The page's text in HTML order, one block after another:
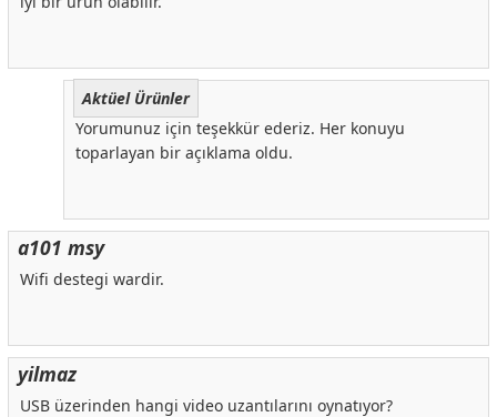
Aktüel Ürünler
Yorumunuz için teşekkür ederiz. Her konuyu
toparlayan bir açıklama oldu.
a101 msy
Wifi destegi wardir.
yilmaz
USB üzerinden hangi video uzantılarını oynatıyor?